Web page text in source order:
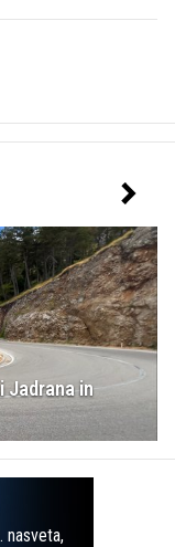
Jadrana in
nasveta,